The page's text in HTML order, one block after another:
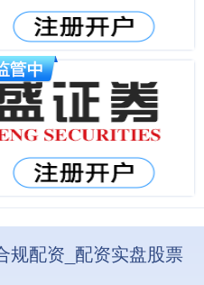
规配资_配资实盘股票